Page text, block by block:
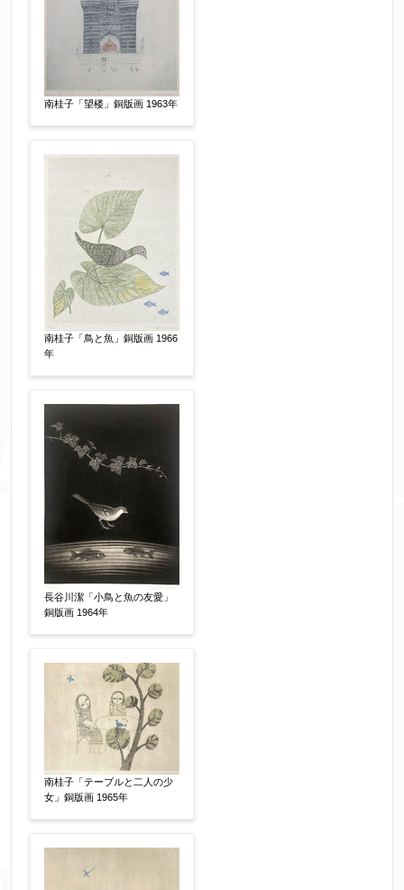
【任意】
添付画像
※添付画像は5MBまでのjpg、gif、pig、pdf形式
にてお送りください。
※追加や複数点ある場合はフォーム送信後に送ら
れてくる送信確認メール記載のアドレスからもお
お客様情報をご入力ください。
お名前 【必須】
フリガナ
南桂子「望楼」銅版画 1963年
南桂子「鳥と魚」銅版画 1966
年
長谷川潔「小鳥と魚の友愛」
銅版画 1964年
南桂子「テーブルと二人の少
女」銅版画 1965年